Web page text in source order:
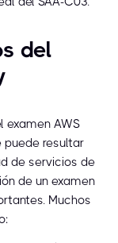
del
examen AWS
resultar
de servicios de
de un examen
Muchos